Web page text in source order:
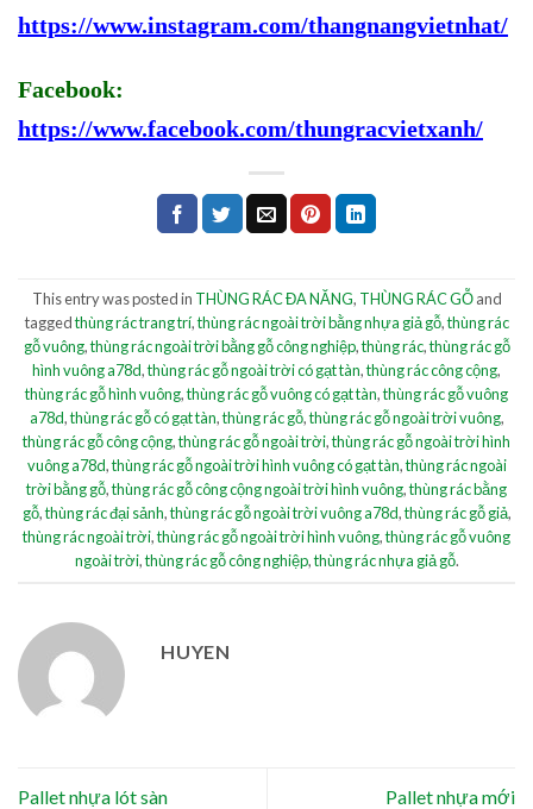
https://www.instagram.com/thangnangvietnhat/
Facebook:
https://www.facebook.com/thungracvietxanh/
This entry was posted in THÙNG RÁC ĐA NĂNG, THÙNG RÁC GỖand
taggedthùng rác trang trí,thùng rác ngoài trời bằng nhựa giả gỗ,thùng rác
gỗ vuông,thùng rác ngoài trời bằng gỗ công nghiệp,thùng rác,thùng rác gỗ
hình vuông a78d,thùng rác gỗ ngoài trời có gạt tàn,thùng rác công cộng,
thùng rác gỗ hình vuông,thùng rác gỗ vuông có gạt tàn,thùng rác gỗ vuông
a78d,thùng rác gỗ có gạt tàn,thùng rác gỗ,thùng rác gỗ ngoài trời vuông,
thùng rác gỗ công cộng,thùng rác gỗ ngoài trời,thùng rác gỗ ngoài trời hình
vuông a78d,thùng rác gỗ ngoài trời hình vuông có gạt tàn,thùng rác ngoài
trời bằng gỗ,thùng rác gỗ công cộng ngoài trời hình vuông,thùng rác bằng
gỗ,thùng rác đại sảnh,thùng rác gỗ ngoài trời vuông a78d,thùng rác gỗ giả,
thùng rác ngoài trời,thùng rác gỗ ngoài trời hình vuông,thùng rác gỗ vuông
ngoài trời,thùng rác gỗ công nghiệp,thùng rác nhựa giả gỗ.
HUYEN
Pallet nhựa lót sàn
Pallet nhựa mới